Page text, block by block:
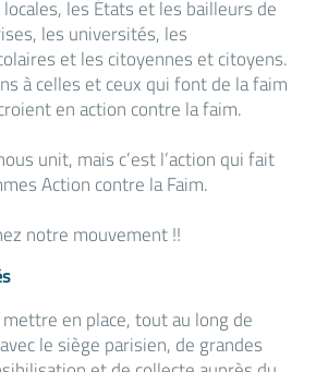
les États et les bailleurs de
les universités, les
et les citoyennes et citoyens.
à celles et ceux qui font de la faim
en action contre la faim.
unit, mais c’est l’action qui fait
Action contre la Faim.
notre mouvement !!
en place, tout au long de
le siège parisien, de grandes